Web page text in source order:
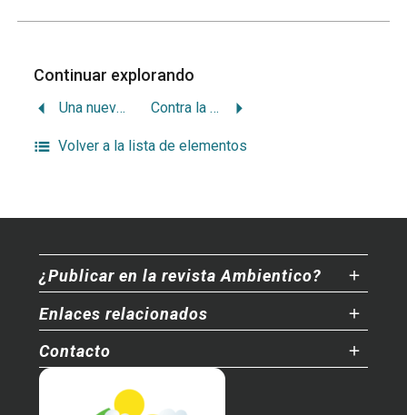
Continuar explorando
Una nueva ética del bien común para evitar la debacle Contra la bronquitis y el asma
Volver a la lista de elementos
¿Publicar en la revista Ambientico?
Enlaces relacionados
Contacto